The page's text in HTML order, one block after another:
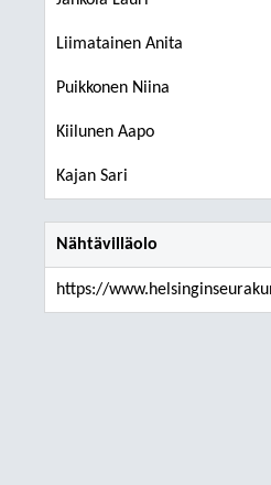
Liimatainen Anita
Puikkonen Niina
Kiilunen Aapo
Kajan Sari
Nähtävilläolo
https://